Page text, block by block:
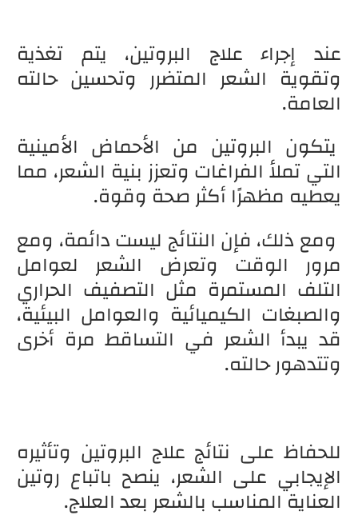
عند إجراء علاج البروتين، يتم تغذية
وتقوية الشعر المتضرر وتحسين حالته
العامة.
يتكون البروتين من الأحماض الأمينية
التي تملأ الفراغات وتعزز بنية الشعر، مما
يعطيه مظهرًا أكثر صحة وقوة.
ومع ذلك، فإن النتائج ليست دائمة، ومع
مرور الوقت وتعرض الشعر لعوامل
التلف المستمرة مثل التصفيف الحراري
والصبغات الكيميائية والعوامل البيئية،
قد يبدأ الشعر في التساقط مرة أخرى
وتتدهور حالته.
للحفاظ على نتائج علاج البروتين وتأثيره
الإيجابي على الشعر، ينصح باتباع روتين
العناية المناسب بالشعر بعد العلاج.